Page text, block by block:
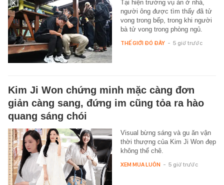
Tại hiện trường vụ án ở nhà,
người ông được tìm thấy đã tử
vong trong bếp, trong khi người
bà tử vong trong phòng ngủ.
THẾ GIỚI ĐÓ ĐÂY - 5 giờ trước
Kim Ji Won chứng minh mặc càng đơn
giản càng sang, đứng im cũng tỏa ra hào
quang sáng chói
Visual bừng sáng và gu ăn vận
thời thượng của Kim Ji Won đẹp
không thể chê.
XEM MUA LUÔN - 5 giờ trước